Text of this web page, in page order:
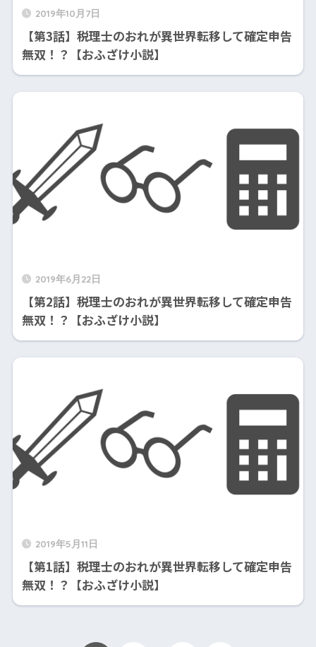
2019年10月7日
【第3話】税理士のおれが異世界転移して確定申告
無双！？【おふざけ小説】
2019年6月22日
【第2話】税理士のおれが異世界転移して確定申告
無双！？【おふざけ小説】
2019年5月11日
【第1話】税理士のおれが異世界転移して確定申告
無双！？【おふざけ小説】